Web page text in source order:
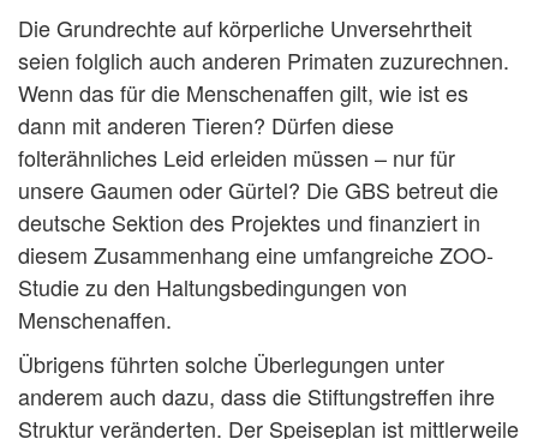
Die Grundrechte auf körperliche Unversehrtheit
seien folglich auch anderen Primaten zuzurechnen.
Wenn das für die Menschenaffen gilt, wie ist es
dann mit anderen Tieren? Dürfen diese
folterähnliches Leid erleiden müssen – nur für
unsere Gaumen oder Gürtel? Die GBS betreut die
deutsche Sektion des Projektes und finanziert in
diesem Zusammenhang eine umfangreiche ZOO-
Studie zu den Haltungsbedingungen von
Menschenaffen.
Übrigens führten solche Überlegungen unter
anderem auch dazu, dass die Stiftungstreffen ihre
Struktur veränderten. Der Speiseplan ist mittlerweile